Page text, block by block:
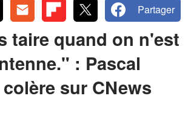
Partager
taire quand on n'est
: Pascal
sur CNews